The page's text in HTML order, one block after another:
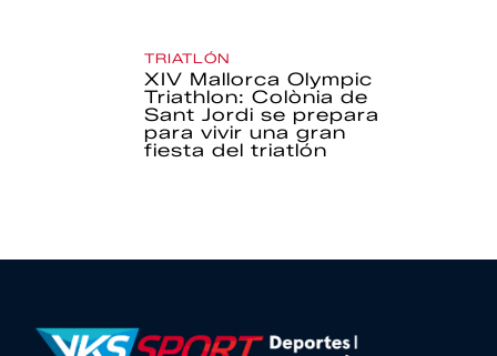
TRIATLÓN
XIV Mallorca Olympic
Triathlon: Colònia de
Sant Jordi se prepara
para vivir una gran
fiesta del triatlón